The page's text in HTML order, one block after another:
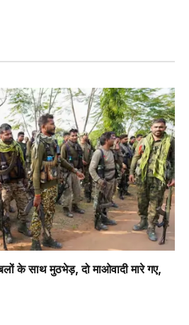
के साथ मुठभेड़, दो माओवादी मारे गए,